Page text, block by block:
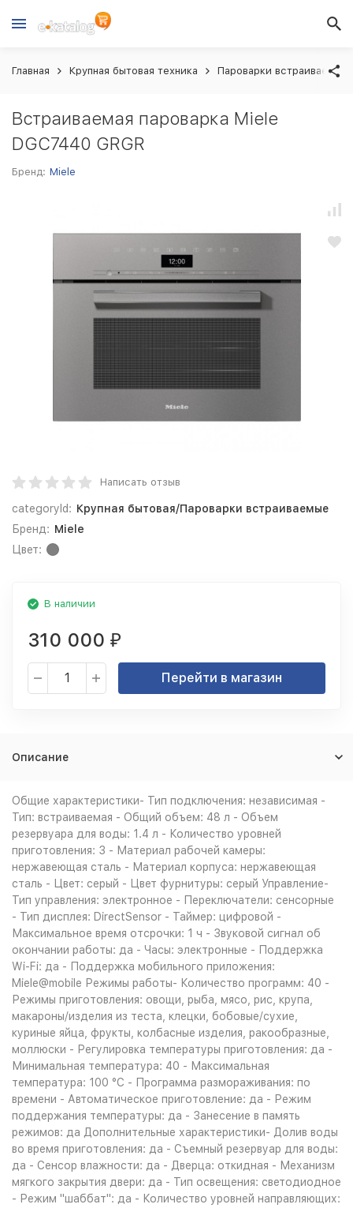
Главная Крупная бытовая техника Пароварки встраиваемые
Встраиваемая пароварка Miele
DGC7440 GRGR
Бренд: Miele
Написать отзыв
categoryId: Крупная бытовая/Пароварки встраиваемые
Бренд: Miele
Цвет:
В наличии
310 000 ₽
Перейти в магазин
Описание
Общие характеристики- Тип подключения: независимая -
Тип: встраиваемая - Общий объем: 48 л - Объем
резервуара для воды: 1.4 л - Количество уровней
приготовления: 3 - Материал рабочей камеры:
нержавеющая сталь - Материал корпуса: нержавеющая
сталь - Цвет: серый - Цвет фурнитуры: серый Управление-
Тип управления: электронное - Переключатели: сенсорные
- Тип дисплея: DirectSensor - Таймер: цифровой -
Максимальное время отсрочки: 1 ч - Звуковой сигнал об
окончании работы: да - Часы: электронные - Поддержка
Wi-Fi: да - Поддержка мобильного приложения:
Miele@mobile Режимы работы- Количество программ: 40 -
Режимы приготовления: овощи, рыба, мясо, рис, крупа,
макароны/изделия из теста, клецки, бобовые/сухие,
куриные яйца, фрукты, колбасные изделия, ракообразные,
моллюски - Регулировка температуры приготовления: да -
Минимальная температура: 40 - Максимальная
температура: 100 °C - Программа размораживания: по
времени - Автоматическое приготовление: да - Режим
поддержания температуры: да - Занесение в память
режимов: да Дополнительные характеристики- Долив воды
во время приготовления: да - Съемный резервуар для воды:
да - Сенсор влажности: да - Дверца: откидная - Механизм
мягкого закрытия двери: да - Тип освещения: светодиодное
- Режим "шаббат": да - Количество уровней направляющих: